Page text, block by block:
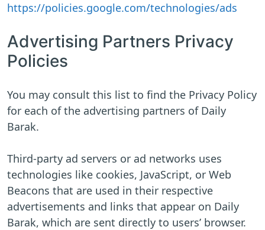
https://policies.google.com/technologies/ads
Advertising Partners Privacy
Policies
You may consult this list to find the Privacy Policy
for each of the advertising partners of Daily
Barak.
Third-party ad servers or ad networks uses
technologies like cookies, JavaScript, or Web
Beacons that are used in their respective
advertisements and links that appear on Daily
Barak, which are sent directly to users’ browser.